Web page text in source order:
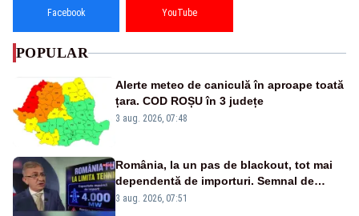
Facebook YouTube
POPULAR
Alerte meteo de caniculă în aproape toată
țara. COD ROȘU în 3 județe
3 aug. 2026, 07:48
România, la un pas de blackout, tot mai
dependentă de importuri. Semnal de
alarmă tras de un expert în energie
3 aug. 2026, 07:51